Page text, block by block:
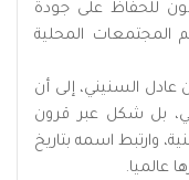
للحفاظ على جودة
المجتمعات المحلية
عادل السنيني، إلى أن
بل شكل عبر قرون
وارتبط اسمه بتاريخ
عالميا.